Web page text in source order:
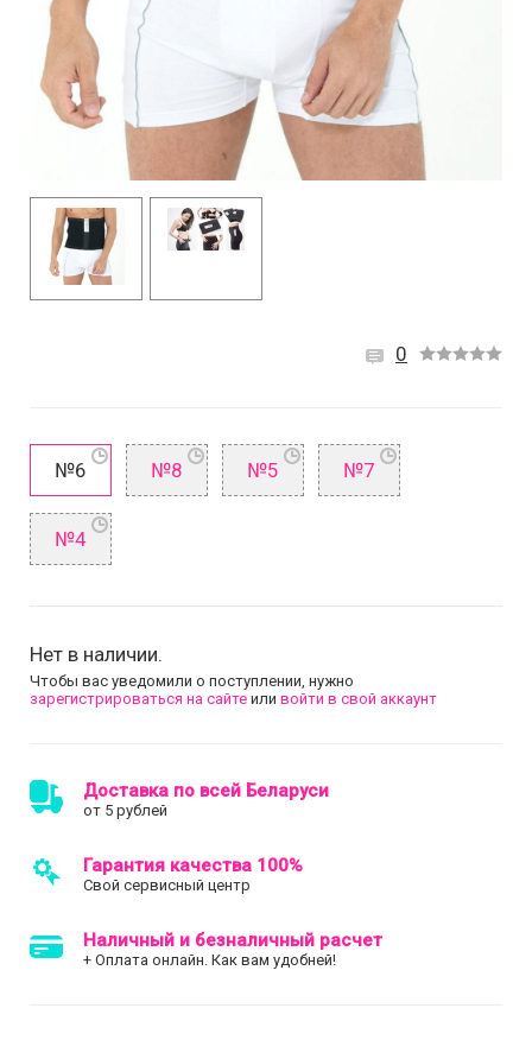
0
№6 №8 №5 №7
№4
Нет в наличии.
Чтобы вас уведомили о поступлении, нужно
зарегистрироваться на сайте или войти в свой аккаунт
Доставка по всей Беларуси
от 5 рублей
Гарантия качества 100%
Свой сервисный центр
Наличный и безналичный расчет
+ Оплата онлайн. Как вам удобней!